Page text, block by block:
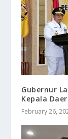
Gubernur
Kepala
February 26,